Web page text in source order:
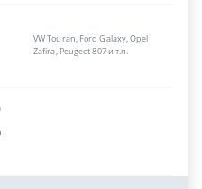
VW Touran, Ford Galaxy, Opel
Zafira, Peugeot 807 и т.п.